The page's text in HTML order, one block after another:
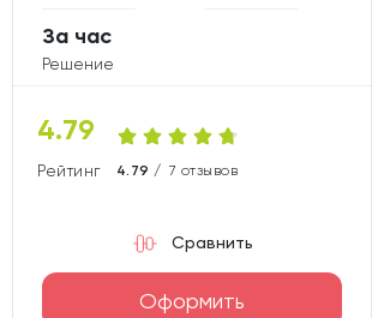
4.79
Рейтинг карты
4.79 / 7 отзывов
Решение
За час
Оформить
Сравнить